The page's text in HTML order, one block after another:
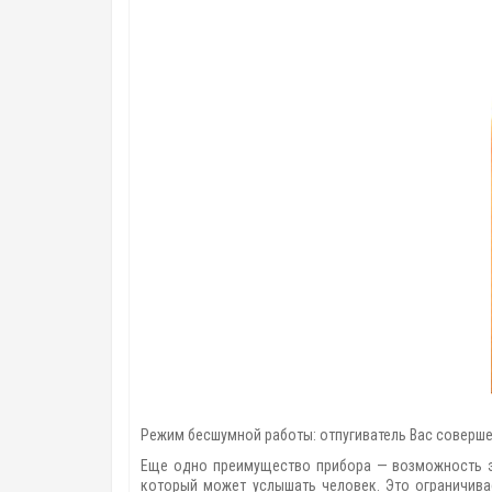
Режим бесшумной работы: отпугиватель Вас
Еще одно преимущество прибора — возможность
который может услышать человек. Это